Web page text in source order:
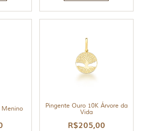
Menino
Pingente Ouro 10K Árvore da
Vida
R$205,00